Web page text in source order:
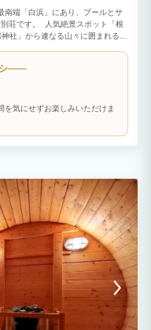
南端「白浜」にあり、プールとサ
荘です。 人気絶景スポット「根
社」から連なる山々に囲まれる静
を気にせずお楽しみいただけま